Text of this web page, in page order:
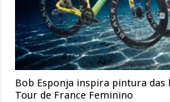
Bob Esponja inspira pintura das
Tour de France Feminino